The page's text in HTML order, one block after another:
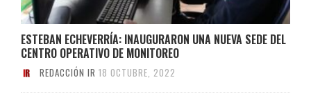
ESTEBAN ECHEVERRÍA: INAUGURARON UNA NUEVA SEDE DEL
CENTRO OPERATIVO DE MONITOREO
REDACCIÓN IR 18 OCTUBRE, 2022